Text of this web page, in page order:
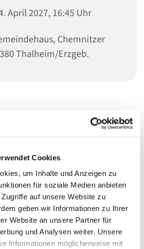
Cookies
um Inhalte und Anzeigen zu
für soziale Medien anbieten
auf unsere Website zu
geben wir Informationen zu Ihrer
Website an unsere Partner für
und Analysen weiter. Unsere
Informationen möglicherweise mit
April 2027, 16:45 Uhr
Chemnitzer
Thalheim/Erzgeb.